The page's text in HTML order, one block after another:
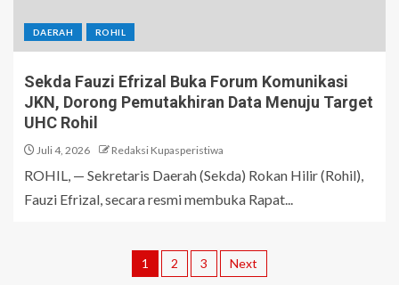
DAERAH ROHIL
Sekda Fauzi Efrizal Buka Forum Komunikasi
JKN, Dorong Pemutakhiran Data Menuju Target
UHC Rohil
Juli 4, 2026 Redaksi Kupasperistiwa
ROHIL, — Sekretaris Daerah (Sekda) Rokan Hilir (Rohil),
Fauzi Efrizal, secara resmi membuka Rapat...
1 2 3 Next